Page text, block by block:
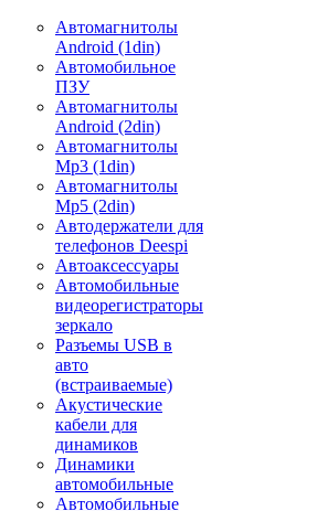
Автомагнитолы
Android (1din)
Автомобильное
ПЗУ
Автомагнитолы
Android (2din)
Автомагнитолы
Mp3 (1din)
Автомагнитолы
Mp5 (2din)
Автодержатели для
телефонов Deespi
Автоаксессуары
Автомобильные
видеорегистраторы
зеркало
Разъемы USB в
авто
(встраиваемые)
Акустические
кабели для
динамиков
Динамики
автомобильные
Автомобильные